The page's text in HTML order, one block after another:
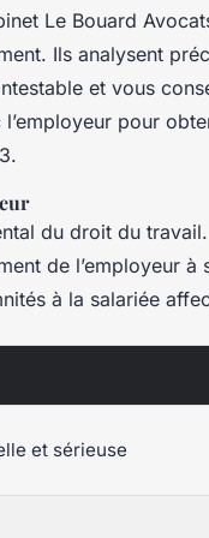
Le Bouard
Ils analysent
et vous
pour
du droit du
de l’employeur
à la salariée
et sérieuse